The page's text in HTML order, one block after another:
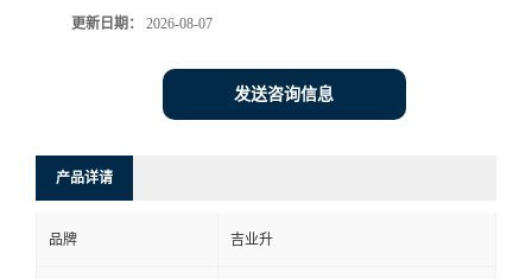
更新日期： 2026-08-07
发送咨询信息
产品详请
品牌 吉业升